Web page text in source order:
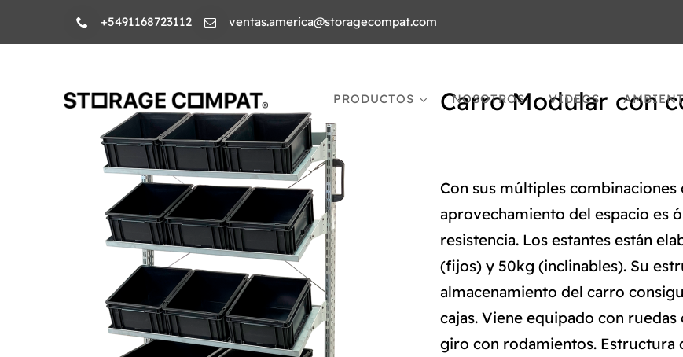
+5491168723112 ventas.america@storagecompat.com
PRODUCTOS NOSOTROS VIDEOS
Carro Modular con
Con sus múltiples
aprovechamiento del espacio es
resistencia. Los estantes están
(fijos) y 50kg (inclinables). Su
almacenamiento del carro
cajas. Viene equipado con
giro con rodamientos. Estructura